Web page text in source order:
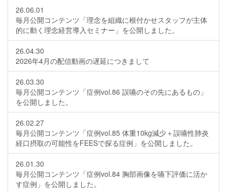
26.06.01
毎月公開コンテンツ「理念を組織に根付かせスタッフが主体
的に動く理念経営導入セミナー」を公開しました。
26.04.30
2026年4月の配信動画の遅延につきまして
26.03.30
毎月公開コンテンツ「症例vol.86 誤嚥のその先にあるもの」
を公開しました。
26.02.27
毎月公開コンテンツ「症例vol.85 体重10kg減少＋誤嚥性肺炎
経口摂取の可能性をFEESで探る症例」を公開しました。
26.01.30
毎月公開コンテンツ「症例vol.84 胸部画像を嚥下評価に活か
す症例」を公開しました。